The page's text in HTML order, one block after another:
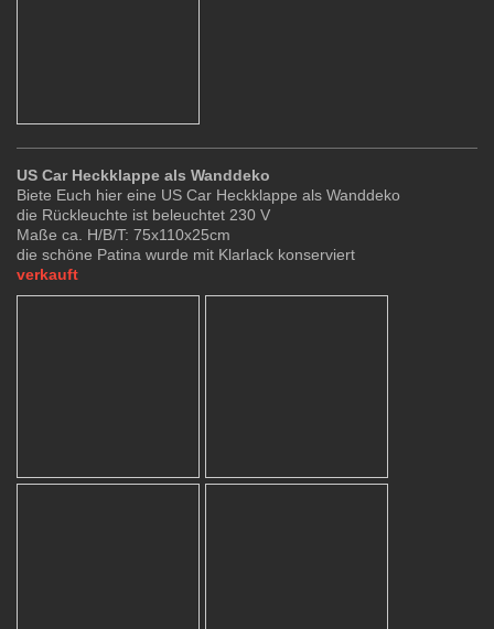
US Car Heckklappe als Wanddeko
Biete Euch hier eine US Car Heckklappe als Wanddeko
die Rückleuchte ist beleuchtet 230 V
Maße ca. H/B/T: 75x110x25cm
die schöne Patina wurde mit Klarlack konserviert
verkauft